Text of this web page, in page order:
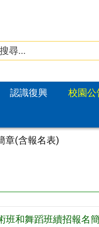
認識復興 校園公
章(含報名表)
班和舞蹈班續招報名